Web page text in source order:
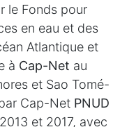
le Fonds pour
en eau et des
Atlantique et
à Cap-Net au
et Sao Tomé-
Cap-Net PNUD
et 2017, avec